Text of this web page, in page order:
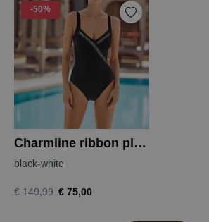
-50%
Charmline ribbon play badpak
black-white
€ 149,99 € 75,00